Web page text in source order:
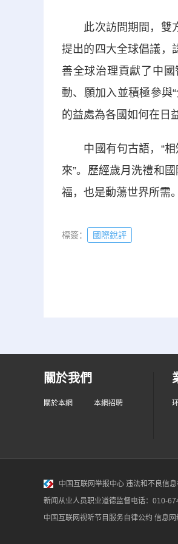
此次訪問期間，雙方
提出的四大全球倡議，
善全球治理貢獻了中
動、願加入並積極參與
的益處為各國如何在日
中國有句古語，“相
來”。歷經歲月洗禮和
福，也是動蕩世界所需
標簽： 國際銳評
關於我們
關於本網 本網招聘
中国互联网举报中心 违法和不良信
新闻从业人员职业道德监督电话：010-
中国互联网视听节目服务自律公约 信息